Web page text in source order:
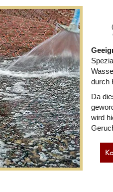
durch
Da
wird